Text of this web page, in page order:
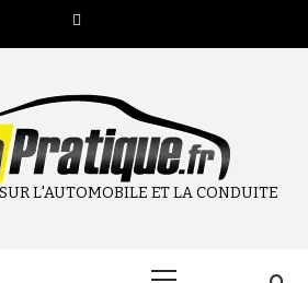
Twitter
L'AUTOMOBILE ET LA CONDUITE